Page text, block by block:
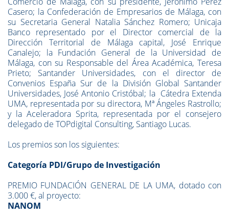
Casero; la Confederación de Empresarios de Málaga, con
su Secretaria General Natalia Sánchez Romero; Unicaja
Banco representado por el Director comercial de la
Dirección Territorial de Málaga capital, José Enrique
Canalejo; la Fundación General de la Universidad de
Málaga, con su Responsable del Área Académica, Teresa
Prieto; Santander Universidades, con el director de
Convenios España Sur de la División Global Santander
Universidades, José Antonio Cristóbal; la Cátedra Extenda
UMA, representada por su directora, Mª Ángeles Rastrollo;
y la Aceleradora Sprita, representada por el consejero
delegado de TOPdigital Consulting, Santiago Lucas.
Los premios son los siguientes:
Categoría PDI/Grupo de Investigación
PREMIO FUNDACIÓN GENERAL DE LA UMA, dotado con
3.000 €, al proyecto:
NANOM